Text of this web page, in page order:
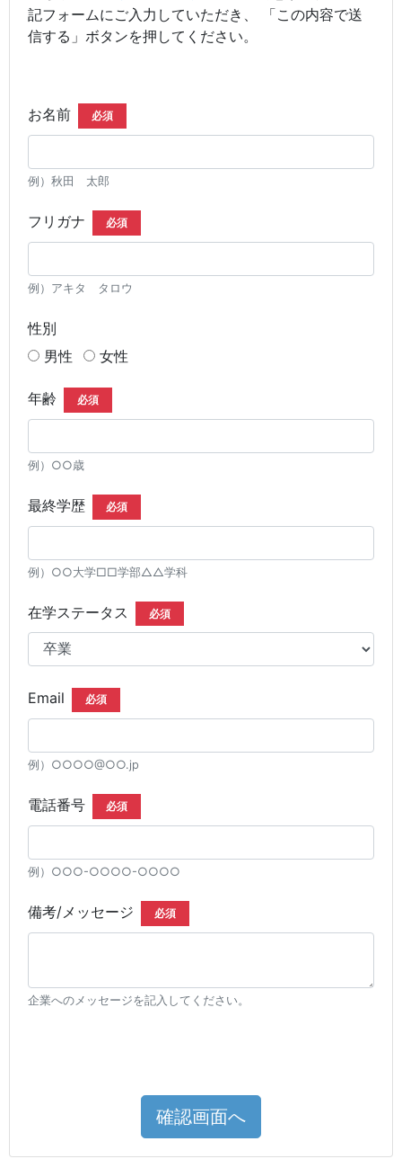
記フォームにご入力していただき、 「この内容で送
信する」ボタンを押してください。
お名前 必須
例）秋田 太郎
フリガナ 必須
例）アキタ タロウ
性別
男性
女性
年齢 必須
例）○○歳
最終学歴 必須
例）○○大学□□学部△△学科
在学ステータス 必須
Email 必須
例）○○○○@○○.jp
電話番号 必須
例）○○○-○○○○-○○○○
備考/メッセージ 必須
企業へのメッセージを記入してください。
確認画面へ